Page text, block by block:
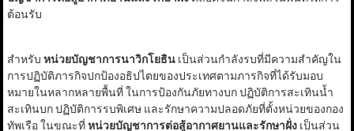
ต้อนรับ
สำหรับ หน่วยบัญชาการนาวิกโยธินเป็นส่วนกำลังรบที่มีความสำคัญใน
การปฏิบัติภารกิจปกป้องอธิปไตยของประเทศตามภารกิจที่ได้รับมอบ
หมายในหลากหลายพื้นที่ ในการป้องกันภัยทางบก ปฏิบัติการสะเทินน้ำ
สะเทินบก ปฏิบัติการรบพิเศษ และรักษาความปลอดภัยที่ตั้งหน่วยของกอง
ทัพเรือ ในขณะที่หน่วยบัญชาการต่อสู้อากาศยานและรักษาฝั่งเป็นส่วน